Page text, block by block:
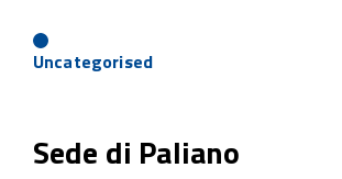
Uncategorised
Sede di Paliano